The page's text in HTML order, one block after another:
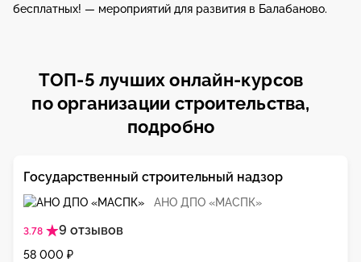
бесплатных! — мероприятий для развития в Балабаново.
ТОП-5 лучших онлайн-курсов
по организации строительства,
подробно
АНО ДПО «МАСПК»
3.78 9 отзывов
Государственный строительный надзор
58 000 ₽